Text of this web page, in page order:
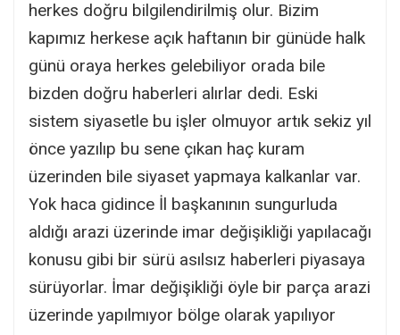
herkes doğru bilgilendirilmiş olur. Bizim
kapımız herkese açık haftanın bir günüde halk
günü oraya herkes gelebiliyor orada bile
bizden doğru haberleri alırlar dedi. Eski
sistem siyasetle bu işler olmuyor artık sekiz yıl
önce yazılıp bu sene çıkan haç kuram
üzerinden bile siyaset yapmaya kalkanlar var.
Yok haca gidince İl başkanının sungurluda
aldığı arazi üzerinde imar değişikliği yapılacağı
konusu gibi bir sürü asılsız haberleri piyasaya
sürüyorlar. İmar değişikliği öyle bir parça arazi
üzerinde yapılmıyor bölge olarak yapılıyor